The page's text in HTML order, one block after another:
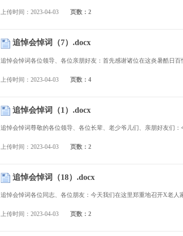
上传时间：2023-04-03 页数：2
追悼会悼词（7）.docx
上传时间：2023-04-03 页数：4
追悼会悼词（1）.docx
上传时间：2023-04-03 页数：2
追悼会悼词（18）.docx
上传时间：2023-04-03 页数：2